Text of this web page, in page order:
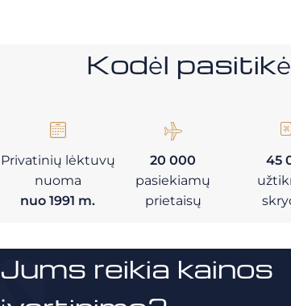
Kodėl
Privatinių lėktuvų
nuoma
nuo 1991 m.
20 000
pasiekiamų
prietaisų
45
Jums reikia kainos